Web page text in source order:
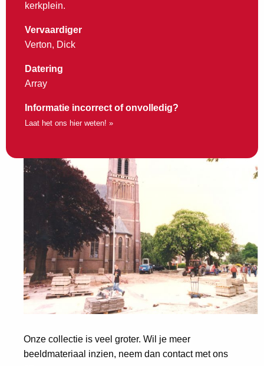
kerkplein.
Vervaardiger
Verton, Dick
Datering
Array
Informatie incorrect of onvolledig?
Laat het ons hier weten! »
Onze collectie is veel groter. Wil je meer
beeldmateriaal inzien, neem dan contact met ons